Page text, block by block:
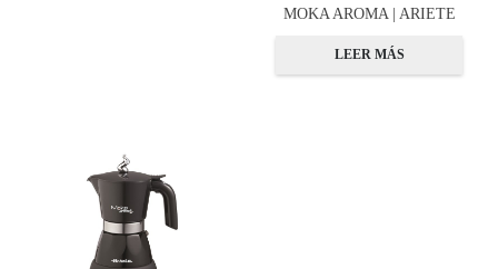
MOKA AROMA | ARIETE
LEER MÁS